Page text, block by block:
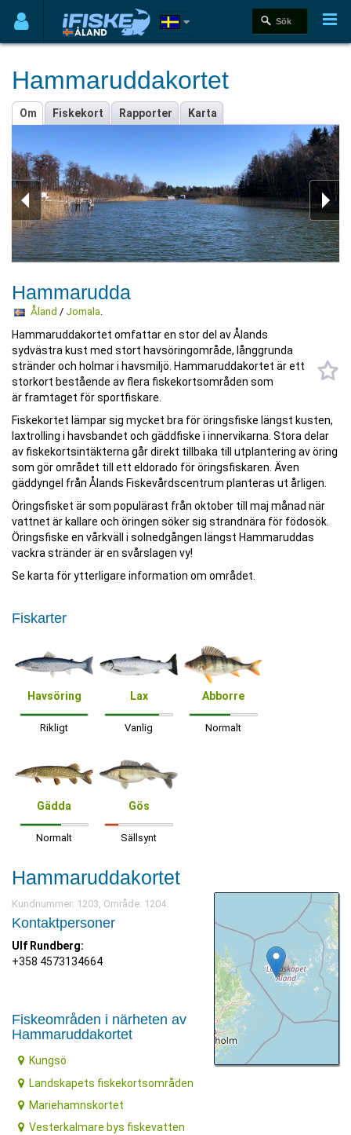
Hammaruddakortet
Om Fiskekort Rapporter Karta
Hammarudda
Åland / Jomala.
Hammaruddakortet omfattar en stor del av Ålands
sydvästra kust med stort havsöringområde, långgrunda
stränder och holmar i havsmiljö. Hammaruddakortet är ett
storkort bestående av flera fiskekortsområden som
är framtaget för sportfiskare.
Fiskekortet lämpar sig mycket bra för öringsfiske längst kusten,
laxtrolling i havsbandet och gäddfiske i innervikarna. Stora delar
av fiskekortsintäkterna går direkt tillbaka till utplantering av öring
som gör området till ett eldorado för öringsfiskaren. Även
gäddyngel från Ålands Fiskevårdscentrum planteras ut årligen.
Öringsfisket är som populärast från oktober till maj månad när
vattnet är kallare och öringen söker sig strandnära för födosök.
Öringsfiske en vårkväll i solnedgången längst Hammaruddas
vackra stränder är en svårslagen vy!
Se karta för ytterligare information om området.
Fiskarter
Havsöring
Rikligt
Lax
Vanlig
Abborre
Normalt
Gädda
Normalt
Gös
Sällsynt
Hammaruddakortet
Kundnummer: 1203, Område: 1204.
Kontaktpersoner
Ulf Rundberg:
+358 4573134664
Fiskeområden i närheten av
Hammaruddakortet
Kungsö
Landskapets fiskekortsområden
Mariehamnskortet
Vesterkalmare bys fiskevatten